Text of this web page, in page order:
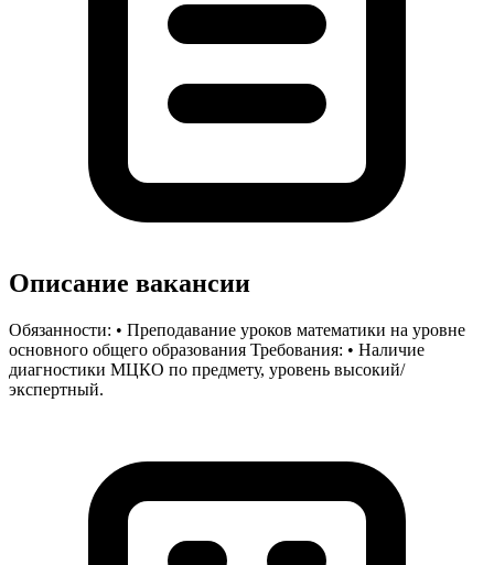
Описание вакансии
Обязанности: • Преподавание уроков математики на уровне
основного общего образования Требования: • Наличие
диагностики МЦКО по предмету, уровень высокий/
экспертный.